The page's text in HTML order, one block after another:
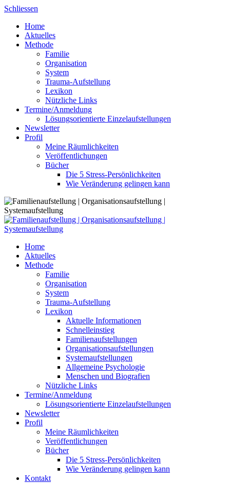
Skip
content
Schliessen
Home
Aktuelles
Methode
Familie
Organisation
System
Trauma-Aufstellung
Lexikon
Nützliche Links
Termine/Anmeldung
Lösungsorientierte Einzelaufstellungen
Newsletter
Profil
Meine Räumlichkeiten
Veröffentlichungen
Bücher
Die 5 Stress-Persönlichkeiten
Wie Veränderung gelingen kann
Home
Aktuelles
Methode
Familie
Organisation
System
Trauma-Aufstellung
Lexikon
Aktuelle Informationen
Schnelleinstieg
Familienaufstellungen
Organisationsaufstellungen
Systemaufstellungen
Allgemeine Psychologie
Menschen und Biografien
Nützliche Links
Termine/Anmeldung
Lösungsorientierte Einzelaufstellungen
Newsletter
Profil
Meine Räumlichkeiten
Veröffentlichungen
Bücher
Die 5 Stress-Persönlichkeiten
Wie Veränderung gelingen kann
Kontakt